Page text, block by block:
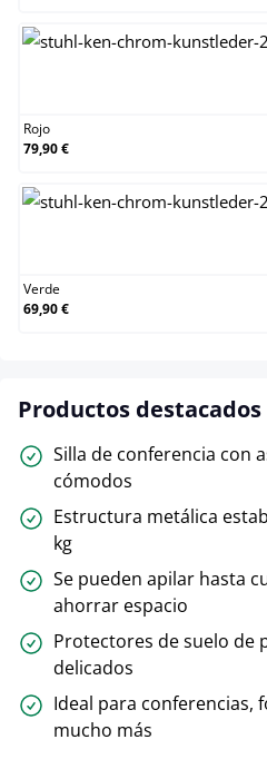
Rojo
79,90 €
Verde
69,90 €
Productos destacados
Silla de conferencia con
cómodos
Estructura metálica
kg
Se pueden apilar hasta
ahorrar espacio
Protectores de suelo de
delicados
Ideal para conferencias,
mucho más